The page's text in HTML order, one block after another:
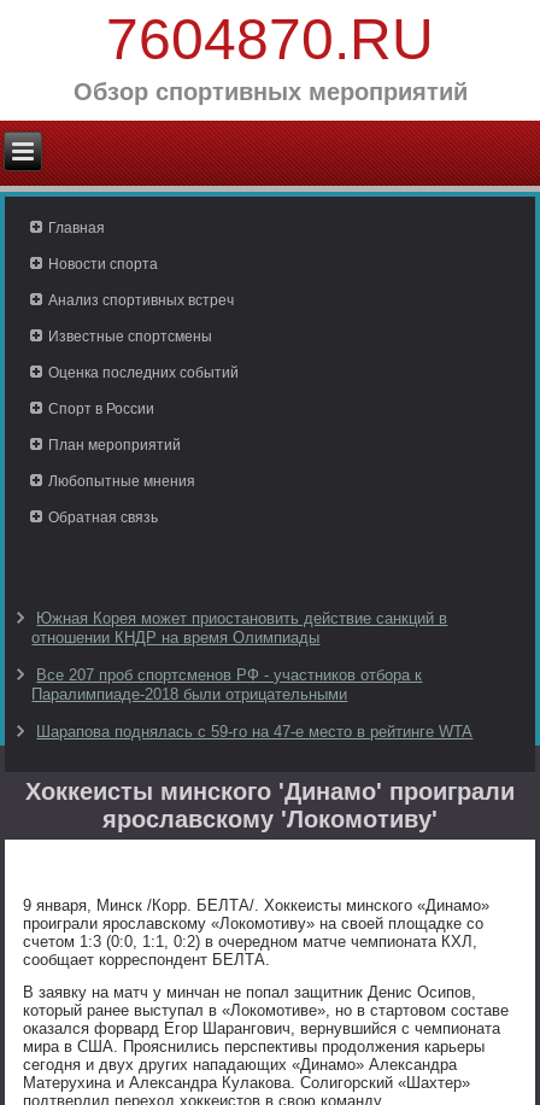
7604870.RU
Обзор спортивных мероприятий
Главная
Новости спорта
Анализ спортивных встреч
Известные спортсмены
Оценка последних событий
Спорт в России
План мероприятий
Любопытные мнения
Обратная связь
Южная Корея может приостановить действие санкций в
отношении КНДР на время Олимпиады
Все 207 проб спортсменов РФ - участников отбора к
Паралимпиаде-2018 были отрицательными
Шарапова поднялась с 59-го на 47-е место в рейтинге WTA
Хоккеисты минского 'Динамо' проиграли
ярославскому 'Локомотиву'
9 января, Минск /Корр. БЕЛТА/. Хоккеисты минского «Динамо»
проиграли ярославскому «Локомотиву» на своей площадке со
счетом 1:3 (0:0, 1:1, 0:2) в очередном матче чемпионата КХЛ,
сообщает корреспондент БЕЛТА.
В заявку на матч у минчан не попал защитник Денис Осипов,
который ранее выступал в «Локомотиве», но в стартовом составе
оказался форвард Егор Шарангович, вернувшийся с чемпионата
мира в США. Прояснились перспективы продолжения карьеры
сегодня и двух других нападающих «Динамо» Александра
Матерухина и Александра Кулакова. Солигорский «Шахтер»
подтвердил переход хоккеистов в свою команду.